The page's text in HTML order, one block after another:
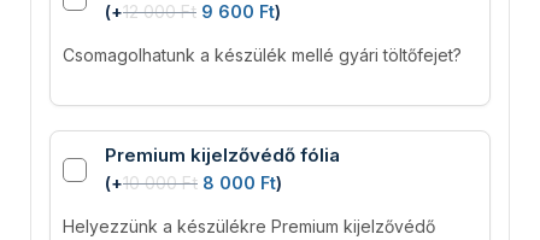
(+12 000Ft 9 600 Ft)
Csomagolhatunk a készülék mellé gyári töltőfejet?
Premium kijelzővédő fólia
(+10 000Ft 8 000 Ft)
Helyezzünk a készülékre Premium kijelzővédő